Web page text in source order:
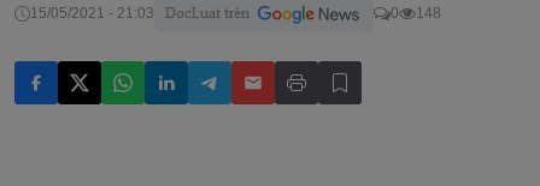
15/05/2021 - 21:03 0 148